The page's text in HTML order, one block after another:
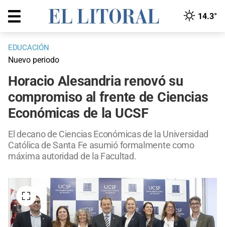
14.3°
EDUCACIÓN
Nuevo periodo
Horacio Alesandria renovó su
compromiso al frente de Ciencias
Económicas de la UCSF
El decano de Ciencias Económicas de la Universidad
Católica de Santa Fe asumió formalmente como
máxima autoridad de la Facultad.